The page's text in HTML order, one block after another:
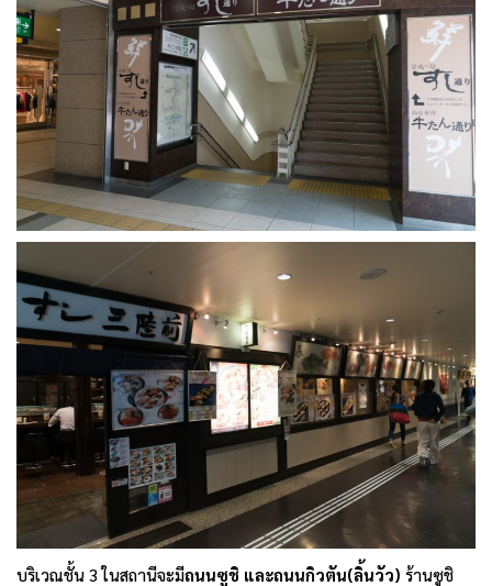
บริเวณชั้น 3 ในสถานีจะมีถนนซูชิ และถนนกิวตัน(ลิ้นวัว) ร้านซูชิ